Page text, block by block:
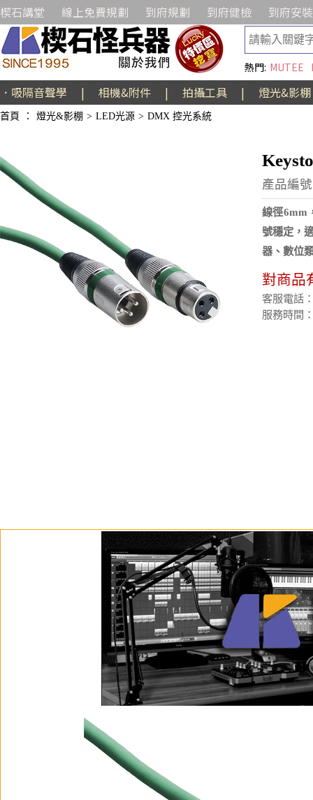
楔石講堂 線上免費規劃 到府規劃 到府健檢 到府安裝
熱門: MUTEE
．吸隔音聲學 | 相機&附件 | 拍攝工具 | 燈光&影棚
首頁 ： 燈光&影棚 > LED光源 > DMX 控光系統
產品編
線徑6mm
號穩定，
器、數位
對商品
客服電話
服務時間